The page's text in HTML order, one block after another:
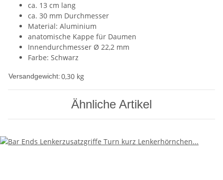
ca. 13 cm lang
ca. 30 mm Durchmesser
Material: Aluminium
anatomische Kappe für Daumen
Innendurchmesser Ø 22,2 mm
Farbe: Schwarz
Versandgewicht:0,30 kg
Ähnliche Artikel